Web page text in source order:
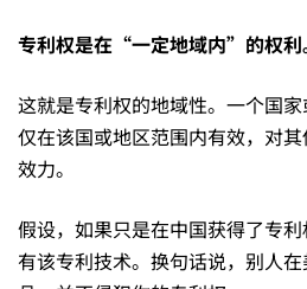
专利权是在 “一定地域内” 的权利
这就是专利权的地域性。一个国家
仅在该国或地区范围内有效，对
效力。
假设，如果只是在中国获得了专
有该专利技术。换句话说，别人